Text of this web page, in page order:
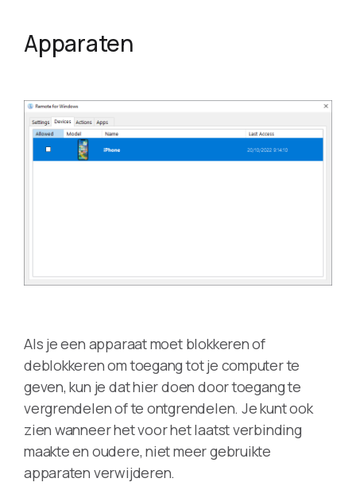
Apparaten
Als je een apparaat moet blokkeren of
deblokkeren om toegang tot je computer te
geven, kun je dat hier doen door toegang te
vergrendelen of te ontgrendelen. Je kunt ook
zien wanneer het voor het laatst verbinding
maakte en oudere, niet meer gebruikte
apparaten verwijderen.